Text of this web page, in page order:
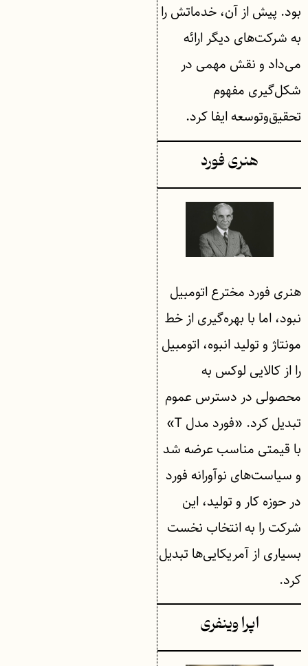
بود. پیش از آن، خدماتش را
به شرکت‌های دیگر ارائه
می‌داد و نقش مهمی در
شکل‌گیری مفهوم
تحقیق‌وتوسعه ایفا کرد.
هنری فورد
هنری فورد مخترع اتومبیل
نبود، اما با بهره‌گیری از خط
مونتاژ و تولید انبوه، اتومبیل
را از کالایی لوکس به
محصولی در دسترس عموم
تبدیل کرد. «فورد مدل T»
با قیمتی مناسب عرضه شد
و سیاست‌های نوآورانه فورد
در حوزه کار و تولید، این
شرکت را به انتخاب نخست
بسیاری از آمریکایی‌ها تبدیل
کرد.
اپرا وینفری